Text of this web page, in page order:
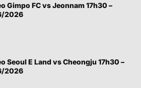
Gimpo FC vs Jeonnam 17h30 –
2026
Seoul E Land vs Cheongju 17h30 –
2026